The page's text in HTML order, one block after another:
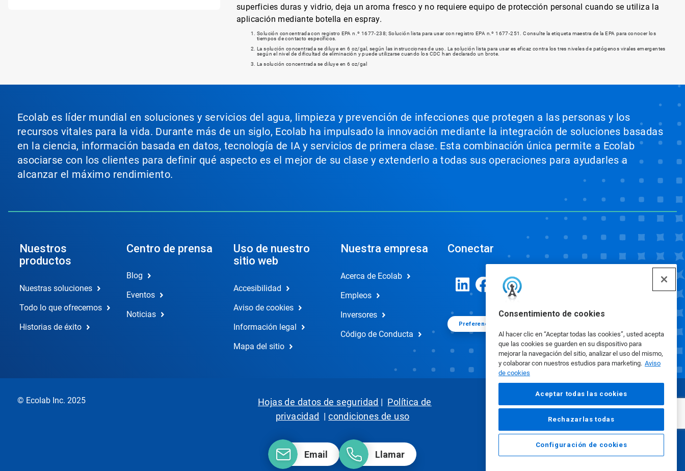
Consentimiento de cookies
Al hacer clic en “Aceptar todas las cookies”, usted acepta
que las cookies se guarden en su dispositivo para
mejorar la navegación del sitio, analizar el uso del mismo,
y colaborar con nuestros estudios para marketing. Aviso
de cookies
Aceptar todas las cookies
Rechazarlas todas
Configuración de cookies
superficies duras y vidrio, deja un aroma fresco y no requiere equipo de protección personal cuando se utiliza la
aplicación mediante botella en espray.
Solución concentrada con registro EPA n.º 1677-238; Solución lista para usar con registro EPA n.º 1677-251. Consulte la etiqueta maestra de la EPA para conocer los
tiempos de contacto específicos.
La solución concentrada se diluye en 6 oz/gal, según las instrucciones de uso. La solución lista para usar es eficaz contra los tres niveles de patógenos virales emergentes
según el nivel de dificultad de eliminación y puede utilizarse cuando los CDC han declarado un brote.
La solución concentrada se diluye en 6 oz/gal
Ecolab es líder mundial en soluciones y servicios del agua, limpieza y prevención de infecciones que protegen a las personas y los
recursos vitales para la vida. Durante más de un siglo, Ecolab ha impulsado la innovación mediante la integración de soluciones basadas
en la ciencia, información basada en datos, tecnología de IA y servicios de primera clase. Esta combinación única permite a Ecolab
asociarse con los clientes para definir qué aspecto es el mejor de su clase y extenderlo a todas sus operaciones para ayudarles a
alcanzar el máximo rendimiento.
Nuestros
productos
Nuestras soluciones
Todo lo que ofrecemos
Historias de éxito
Centro de prensa
Blog
Eventos
Noticias
Uso de nuestro
sitio web
Accesibilidad
Aviso de cookies
Información legal
Mapa del sitio
Nuestra empresa
Acerca de Ecolab
Empleos
Inversores
Código de Conducta
Conectar
Preferencias de cookies
Email Llamar
© Ecolab Inc. 2025 Hojas de datos de seguridad | Política de
privacidad |condiciones de uso